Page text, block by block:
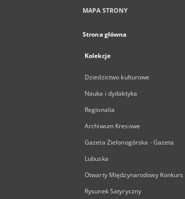
MAPA STRONY
Strona główna
Kolekcje
Dziedzictwo kulturowe
Nauka i dydaktyka
Regionalia
Archiwum Kresowe
Gazeta Zielonogórska - Gazeta
Lubuska
Otwarty Międzynarodowy Konkurs
Rysunek Satyryczny